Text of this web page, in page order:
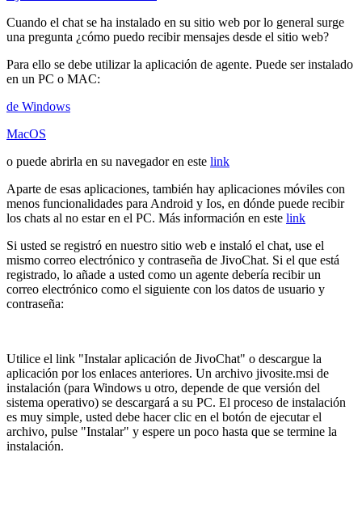
Cuando el chat se ha instalado en su sitio web por lo general surge
una pregunta ¿cómo puedo recibir mensajes desde el sitio web?
Para ello se debe utilizar la aplicación de agente. Puede ser instalado
en un PC o MAC:
de Windows
MacOS
o puede abrirla en su navegador en este link
Aparte de esas aplicaciones, también hay aplicaciones móviles con
menos funcionalidades para Android y Ios, en dónde puede recibir
los chats al no estar en el PC. Más información en este link
Si usted se registró en nuestro sitio web e instaló el chat, use el
mismo correo electrónico y contraseña de JivoChat. Si el que está
registrado, lo añade a usted como un agente debería recibir un
correo electrónico como el siguiente con los datos de usuario y
contraseña:
Utilice el link "Instalar aplicación de JivoChat" o descargue la
aplicación por los enlaces anteriores. Un archivo jivosite.msi de
instalación (para Windows u otro, depende de que versión del
sistema operativo) se descargará a su PC. El proceso de instalación
es muy simple, usted debe hacer clic en el botón de ejecutar el
archivo, pulse "Instalar" y espere un poco hasta que se termine la
instalación.